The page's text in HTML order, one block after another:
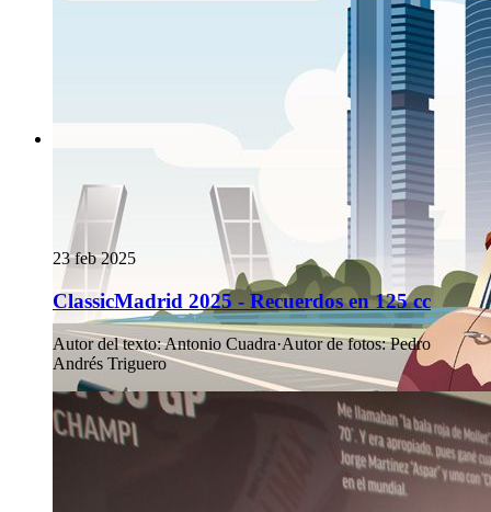
23 feb 2025
ClassicMadrid 2025 - Recuerdos en 125 cc
Autor del texto:Antonio Cuadra·Autor de fotos: Pedro
Andrés Triguero